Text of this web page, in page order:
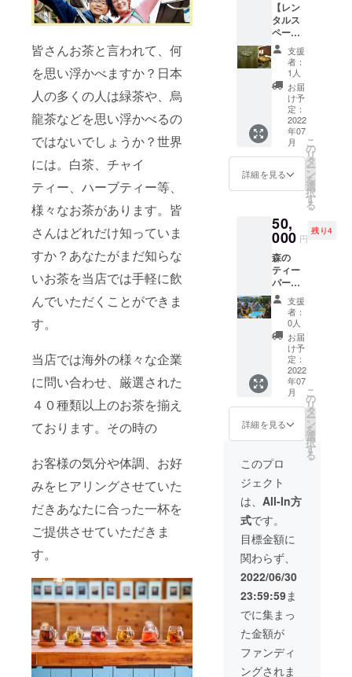
皆さんお茶と言われて、何
を思い浮かべますか？日本
人の多くの人は緑茶や、烏
龍茶などを思い浮かべるの
ではないでしょうか？世界
には。白茶、チャイ
ティー、ハーブティー等、
様々なお茶があります。皆
さんはどれだけ知っていま
すか？あなたがまだ知らな
いお茶を当店では手軽に飲
んでいただくことができま
す。
当店では海外の様々な企業
に問い合わせ、厳選された
４０種類以上のお茶を揃え
ております。その時の
お客様の気分や体調、お好
みをヒアリングさせていた
だきあなたに合った一杯を
ご提供させていただきま
す。
は後ほ
どお送
りする
商品一
覧の
メール
にご返
信くだ
さい。
※茶葉は
10gで約
3杯分お
楽しみ
いただ
くこと
ができ
※原材料
及び添
加物等
の食品
表示は
お届け
商品の
ラベル
に表記
されま
す。
りま
す。 学
生の方
や社会
人の方
で進路
に悩ん
でる方
や未経
験の方
も大歓
迎で
す。 お
話をし
ながら
一緒に
MEGUR
UTEAを
盛り上
げま
しょ
う。 ※
改めて
詳細の
メール
をお送
りしま
すの
で、日
程等は
その際
にご相
談させ
てくだ
さい。
※有効期
限2022
年7月〜
2022年
12月ま
で
一覧の
メール
にご返
信くだ
さい。
※茶葉は
10gで約
3杯分お
楽しみ
いただ
くこと
ができ
※原材料
及び添
の食品
表示は
お届け
商品の
ラベル
に表記
されま
す。
の壁面に応援し
ていただいた方
の名前または掲
載したい 名称
やニックネーム
を記載させてい
ただきます。 ※
改めて詳細の
メールをお送り
しますので、日
程等はその際に
ご相談させてく
欄に掲載したい
お名前をご記載
【レン
タルス
ペース
20時間
使用
券】
《内
容》
『作業
スペー
スを探
してい
た。』
『お茶
を飲み
ながら
した
い。』
『どこ
かのス
ペース
を利用
して手
軽にサ
ロンを
始めた
い。』
『交流
スペー
スとし
て活用
した
い。』
叶える
リター
ンメ
ニュー
です。
※改装後
の店内
の雰囲
気や設
備等は
改めて
メール
を送ら
せてい
ただき
ます。
※必要な
設備や
支援
者：
1人
お届
け予
定：
2022
年07
月
詳細を見る
こ
の
リ
タ
ー
ン
を
選
択
す
る
50,
000 円
残り4
森の
ティー
パー
ティー
へご招
容》 大
阪近辺
のキャ
ンプス
ペース
で開催
する
ティー
パー
ティー
のご招
待券を
お送り
しま
す。 現
在2022
年10月
10日
（月）
祝日の
開催を
予定し
ており
ます。
１日
コース
9時頃
MEGUR
支援
者：
0人
お届
け予
定：
2022
年07
月
詳細を見る
こ
の
リ
タ
ー
ン
を
選
択
す
る
このプロ
ジェクト
は、 All-In方
式です。
目標金額に
関わらず、
2022/06/30
23:59:59ま
でに集まっ
た金額が
ファンディ
ングされま